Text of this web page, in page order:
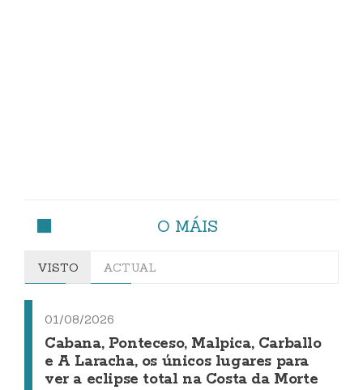
O MÁIS
VISTO ACTUAL
01/08/2026
Cabana, Ponteceso, Malpica, Carballo
e A Laracha, os únicos lugares para
ver a eclipse total na Costa da Morte